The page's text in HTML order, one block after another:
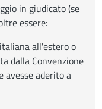
in giudicato (se
essere:
all'estero o
dalla Convenzione
avesse aderito a